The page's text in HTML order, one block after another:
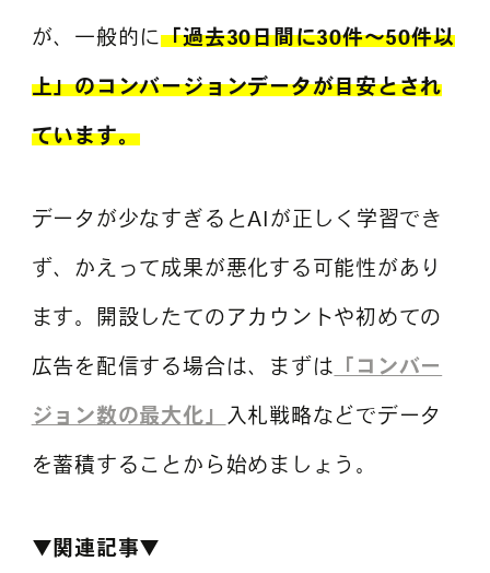
が、一般的に「過去30日間に30件〜50件以
上」のコンバージョンデータが目安とされ
ています。
データが少なすぎるとAIが正しく学習でき
ず、かえって成果が悪化する可能性があり
ます。開設したてのアカウントや初めての
広告を配信する場合は、まずは 「コンバー
ジョン数の最大化」 入札戦略などでデータ
を蓄積することから始めましょう。
▼関連記事▼